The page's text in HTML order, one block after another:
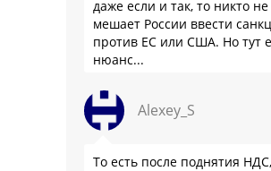
даже если и так, то никто не
мешает России ввести
против ЕС или США. Но тут
нюанс...
Alexey_S
То есть после поднятия НДС,